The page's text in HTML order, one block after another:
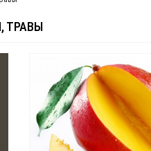
ТРАВЫ